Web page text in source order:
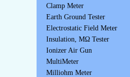
Clamp Meter
Earth Ground Tester
Electrostatic Field Meter
Insulation, MΩ Tester
Ionizer Air Gun
MultiMeter
Milliohm Meter